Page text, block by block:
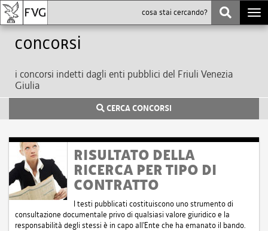
Concorsi
i concorsi indetti dagli enti pubblici del Friuli Venezia
Giulia
CERCA CONCORSI
RISULTATO DELLA
RICERCA PER TIPO DI
CONTRATTO
I testi pubblicati costituiscono uno strumento di
consultazione documentale privo di qualsiasi valore giuridico e la
responsabilità degli stessi è in capo all'Ente che ha emanato il bando.